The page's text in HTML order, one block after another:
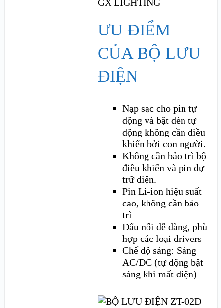
ƯU ĐIỂM
CỦA BỘ LƯU
ĐIỆN
Nạp sạc cho pin tự
động và bật đèn tự
động không cần điều
khiển bởi con người.
Không cần bảo trì bộ
điều khiển và pin dự
trữ điện.
Pin Li-ion hiệu suất
cao, không cần bảo
trì
Đấu nối dễ dàng, phù
hợp các loại drivers
Chế độ sáng: Sáng
AC/DC (tự động bật
sáng khi mất điện)